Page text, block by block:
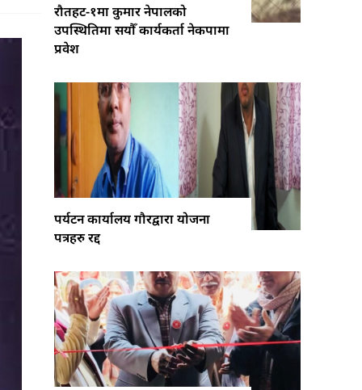
रौतहट-१मा कुमार नेपालको
उपस्थितिमा सयौँ कार्यकर्ता नेकपामा
प्रवेश
पर्यटन कार्यालय गौरद्वारा योजना
पत्रहरु रद्द